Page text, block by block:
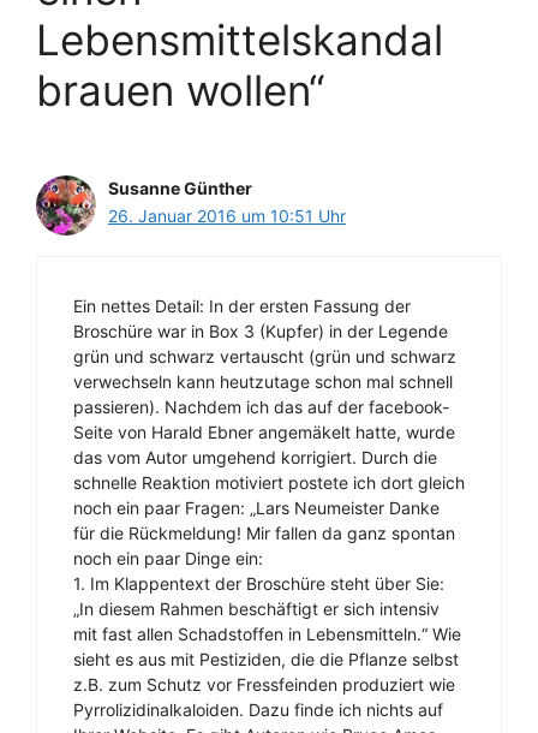
Lebensmittelskandal
brauen wollen“
Susanne Günther
26. Januar 2016 um 10:51 Uhr
Ein nettes Detail: In der ersten Fassung der
Broschüre war in Box 3 (Kupfer) in der Legende
grün und schwarz vertauscht (grün und schwarz
verwechseln kann heutzutage schon mal schnell
passieren). Nachdem ich das auf der facebook-
Seite von Harald Ebner angemäkelt hatte, wurde
das vom Autor umgehend korrigiert. Durch die
schnelle Reaktion motiviert postete ich dort gleich
noch ein paar Fragen: „Lars Neumeister Danke
für die Rückmeldung! Mir fallen da ganz spontan
noch ein paar Dinge ein:
1. Im Klappentext der Broschüre steht über Sie:
„In diesem Rahmen beschäftigt er sich intensiv
mit fast allen Schadstoffen in Lebensmitteln.“ Wie
sieht es aus mit Pestiziden, die die Pflanze selbst
z.B. zum Schutz vor Fressfeinden produziert wie
Pyrrolizidinalkaloiden. Dazu finde ich nichts auf